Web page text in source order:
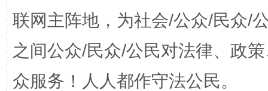
东山县通报“牛蛙产品抗生素超标问题”
联网主阵地，为社会/公众/民众/
之间公众/民众/公民对法律、政
众服务！人人都作守法公民。